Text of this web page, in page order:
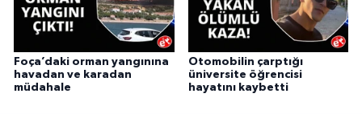
Foça’daki orman yangınına
havadan ve karadan
müdahale
Otomobilin çarptığı
üniversite öğrencisi
hayatını kaybetti